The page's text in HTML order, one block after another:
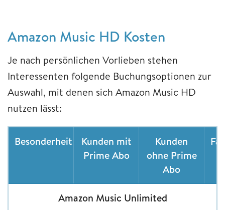
Amazon Music HD Kosten
Je nach persönlichen Vorlieben stehen
Interessenten folgende Buchungsoptionen zur
Auswahl, mit denen sich Amazon Music HD
nutzen lässt:
Besonderheit
Kunden mit
Prime Abo
Kunden
ohne Prime
Abo
Amazon Music Unlimited